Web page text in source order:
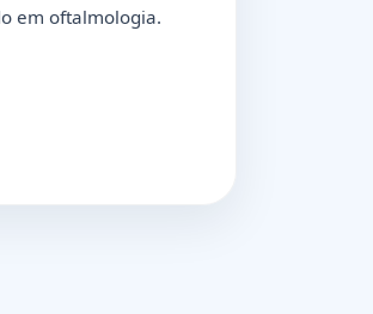
em oftalmologia.